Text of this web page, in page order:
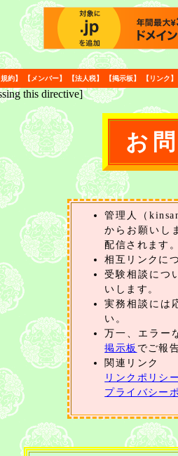
規約】 【 メンバー】 【法人税】 【掲示板】 【 リンク】
this directive]
お
管理人（
からお願いし
配信されます
相互リンクに
受験相談につ
いします。
実務相談には
い。
万一、エラー
掲示板 でご報
関連リンク
リンクポリシ
プライバシー